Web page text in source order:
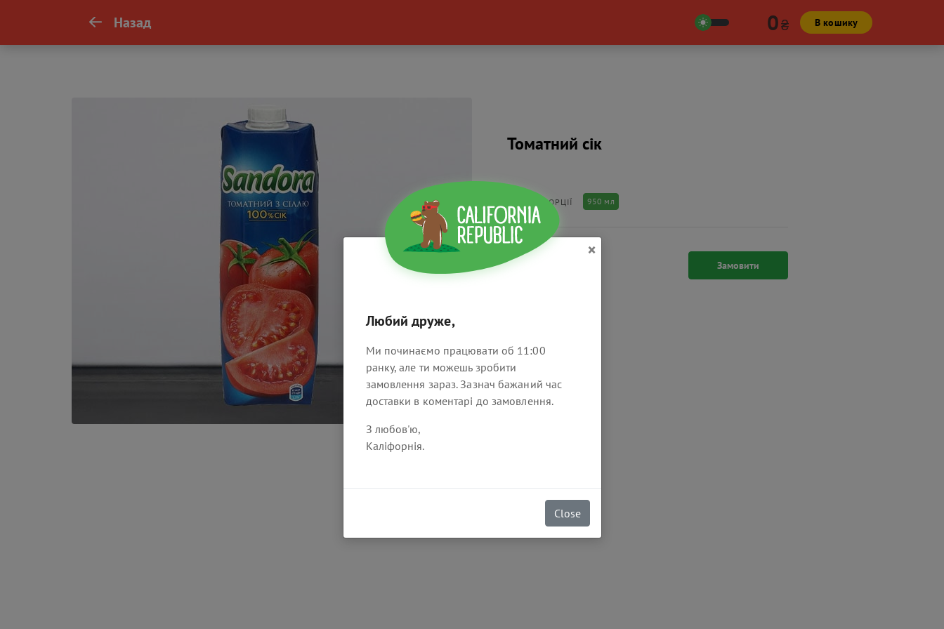
×
Любий друже,
Ми починаємо працювати об 11:00
ранку, але ти можешь зробити
замовлення зараз. Зазнач бажаний час
доставки в коментарі до замовлення.
З любов'ю,
Каліфорнія.
Close
Назад 0₴ В кошику
Томатний сік
РОЗМІР ПОРЦІЇ 950 мл
200 Замовити